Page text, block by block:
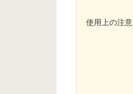
使用上の注意